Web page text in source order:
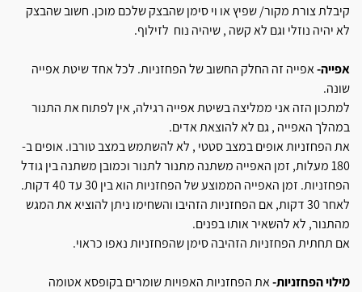
קיבלת צורת מקור/ שפיץ או וי סימן שהבצק שלכם מוכן. חשוב שהבצק
לא יהיה נוזלי וגם לא קשה , שיהיה נוח לזילוף.
אפייה-אפייה זה החלק החשוב של הפחזניות. לכל אחד שיטת אפייה
שונה.
למתכון הזה אני ממליצה בשיטת אפייה רגילה, אין לפתוח את התנור
במהלך האפייה , גם לא להוצאת אדים.
את הפחזניות אופים במצב סטטי , לא להשתמש במצב טורבו. אופים ב-
180 מעלות, זמן האפייה משתנה מתנור לתנור וכמובן משתנה בין גודל
הפחזניות. זמן האפייה הממוצע של הפחזניות הוא בין 30 עד 40 דקות.
לאחר 30 דקות, אם הפחזניות הזהיבו והשחימו ניתן להוציא את המגש
מהתנור, לא להשאיר אותו בפנים.
אם תחתית הפחזניות הזהיבה סימן שהפחזניות נאפו כראוי.
מילוי הפחזניות-את הפחזניות האפויות שומרים בקופסא אטומה